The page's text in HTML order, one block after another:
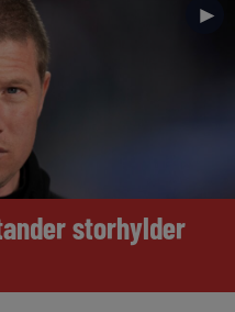
►
storhylder